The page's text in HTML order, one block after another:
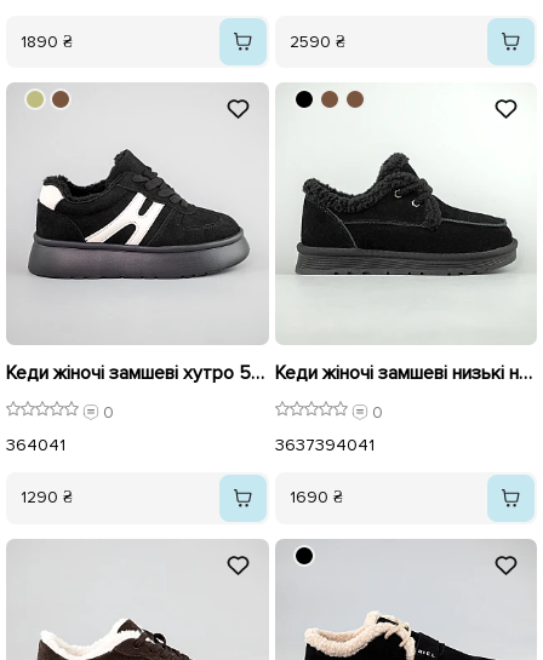
1890 ₴ 2590 ₴
Кеди жіночі замшеві хутро 593443 Чорні
0
364041
1290 ₴
Кеди жіночі замшеві низькі на хутрі 593530 Чорні
0
3637394041
1690 ₴